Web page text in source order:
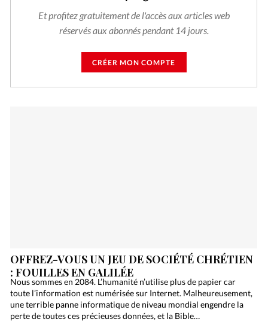
Et profitez gratuitement de l'accès aux articles web
réservés aux abonnés pendant 14 jours.
CRÉER MON COMPTE
OFFREZ-VOUS UN JEU DE SOCIÉTÉ CHRÉTIEN
: FOUILLES EN GALILÉE
Nous sommes en 2084. L’humanité n’utilise plus de papier car
toute l’information est numérisée sur Internet. Malheureusement,
une terrible panne informatique de niveau mondial engendre la
perte de toutes ces précieuses données, et la Bible…